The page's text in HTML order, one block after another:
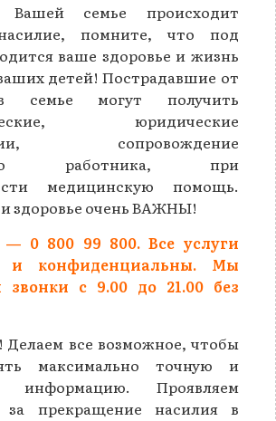
семье происходит
помните, что под
ваше здоровье и жизнь
детей! Пострадавшие от
семье могут получить
юридические
сопровождение
работника, при
медицинскую помощь.
здоровье очень ВАЖНЫ!
— 0 800 99 800. Все услуги
и конфиденциальны. Мы
звонки с 9.00 до 21.00 без
все возможное, чтобы
максимально точную и
информацию. Проявляем
за прекращение насилия в